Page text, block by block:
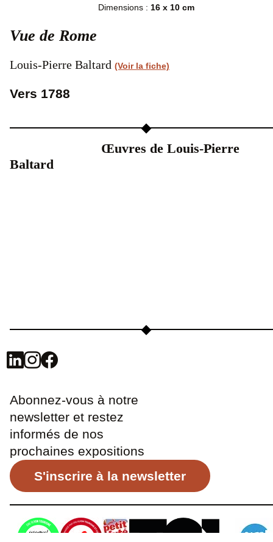
Dimensions : 16 x 10 cm
Vue de Rome
Louis-Pierre Baltard (Voir la fiche)
Vers 1788
Œuvres de Louis-Pierre
Baltard
Abonnez-vous à notre
newsletter et restez
informés de nos
prochaines expositions
S'inscrire à la newsletter